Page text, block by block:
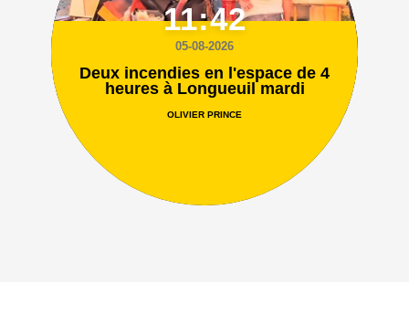
11:42
05-08-2026
Deux incendies en l'espace de 4
heures à Longueuil mardi
OLIVIER PRINCE